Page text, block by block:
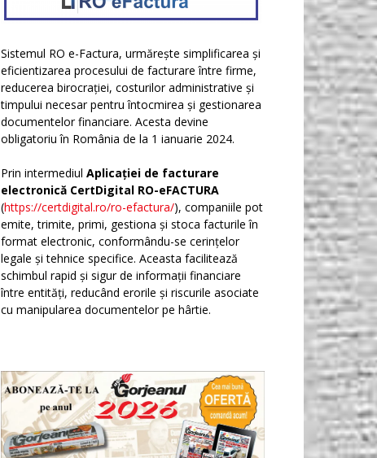
Sistemul RO e-Factura, urmărește simplificarea și
eficientizarea procesului de facturare între firme,
reducerea birocrației, costurilor administrative și
timpului necesar pentru întocmirea și gestionarea
documentelor financiare. Acesta devine
obligatoriu în România de la 1 ianuarie 2024.
Prin intermediul Aplicației de facturare
electronică CertDigital RO-eFACTURA
(https://certdigital.ro/ro-efactura/), companiile pot
emite, trimite, primi, gestiona și stoca facturile în
format electronic, conformându-se cerințelor
legale și tehnice specifice. Aceasta facilitează
schimbul rapid și sigur de informații financiare
între entități, reducând erorile și riscurile asociate
cu manipularea documentelor pe hârtie.